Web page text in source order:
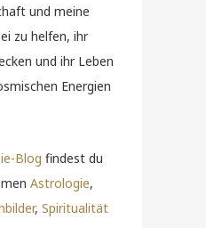
und meine
zu helfen, ihr
und ihr Leben
Energien
Blog findest du
Astrologie,
, Spiritualität